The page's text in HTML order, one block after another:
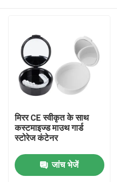
मिरर CE स्वीकृत के साथ
कस्टमाइज्ड माउथ गार्ड
स्टोरेज कंटेनर
जांच भेजें